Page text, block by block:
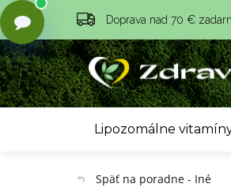
Doprava nad 70 €
Lipozomálne
Späť na poradne - Iné